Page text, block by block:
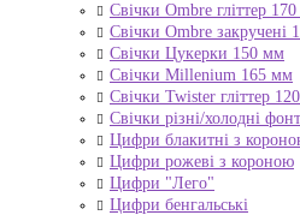
Свічки Ombre гліттер
Свічки Ombre закручені
Свічки Цукерки 150 мм
Свічки Millenium 165 мм
Свічки Twister гліттер
Свічки різні/холодні
Цифри блакитні з
Цифри рожеві з короною
Цифри "Лего"
Цифри бенгальські